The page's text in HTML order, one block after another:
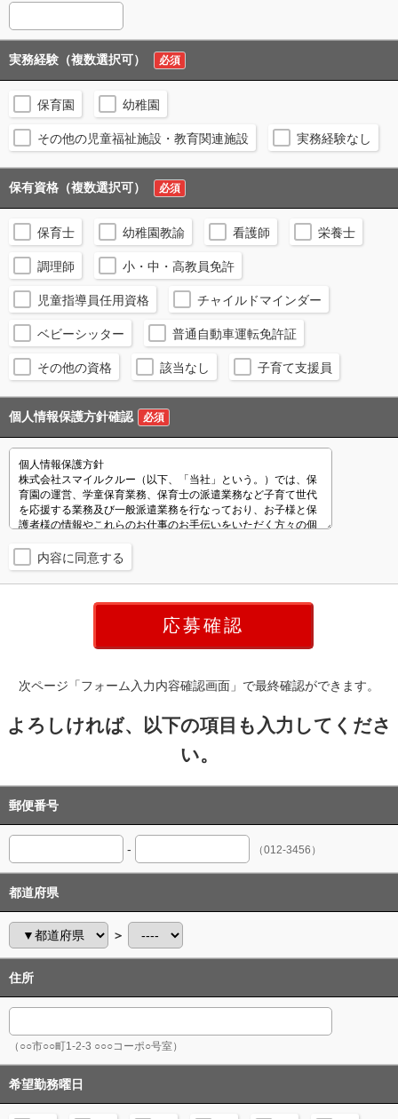
実務経験（複数選択可） 必須
保育園 幼稚園
その他の児童福祉施設・教育関連施設 実務経験なし
保有資格（複数選択可） 必須
保育士 幼稚園教諭 看護師 栄養士
調理師 小・中・高教員免許
児童指導員任用資格 チャイルドマインダー
ベビーシッター 普通自動車運転免許証
その他の資格 該当なし 子育て支援員
個人情報保護方針確認 必須
内容に同意する
次ページ「フォーム入力内容確認画面」で最終確認ができます。
よろしければ、以下の項目も入力してくださ
い。
郵便番号
- （012-3456）
都道府県
＞
住所
（○○市○○町1-2-3 ○○○コーポ○号室）
希望勤務曜日